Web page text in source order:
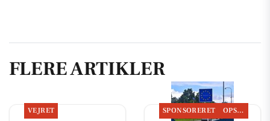
FLERE ARTIKLER
VEJRET SPONSORERET OPSLAGSTAVLEN